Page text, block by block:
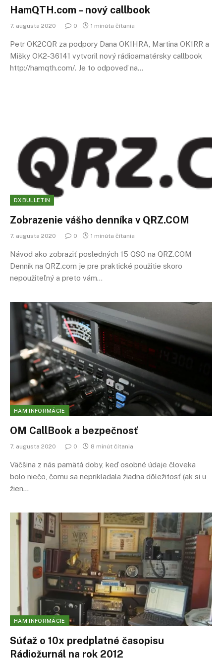
HamQTH.com – nový callbook
7. augusta 2020 0 1 minúta čítania
Petr OK2CQR za podpory Dana OK1HRA, Martina OK1RR a
Mišky OK2-36141 vytvoril nový rádioamatérsky callbook
http://hamqth.com/. Je to odpoveď na…
DXBULLETIN
Zobrazenie vášho denníka v QRZ.COM
7. augusta 2020 0 1 minúta čítania
Návod ako zobraziť posledných 15 QSO na QRZ.COM
Denník na QRZ.com je pre praktické použitie skoro
nepoužiteľný a preto vám…
HAM INFORMÁCIE
OM CallBook a bezpečnosť
7. augusta 2020 0 8 minút čítania
Väčšina z nás pamätá doby, keď osobné údaje človeka
bolo niečo, čomu sa neprikladala žiadna dôležitosť (ak si u
žien…
HAM INFORMÁCIE
Súťaž o 10x predplatné časopisu
Rádiožurnál na rok 2012